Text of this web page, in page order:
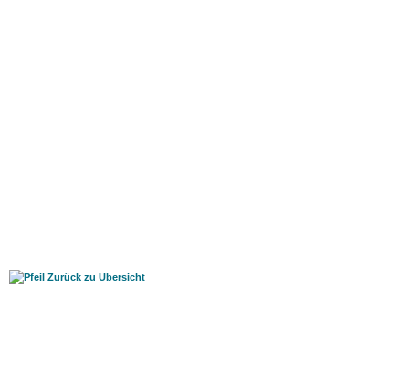
Zurück zu Übersicht